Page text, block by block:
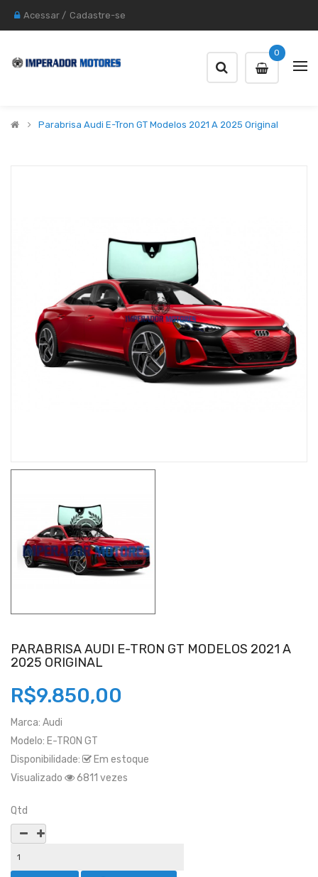
Acessar / Cadastre-se
0
Parabrisa Audi E-Tron GT Modelos 2021 A 2025 Original
PARABRISA AUDI E-TRON GT MODELOS 2021 A
2025 ORIGINAL
R$9.850,00
Marca: Audi
Modelo: E-TRON GT
Disponibilidade:
Em estoque
Visualizado
6811 vezes
Qtd